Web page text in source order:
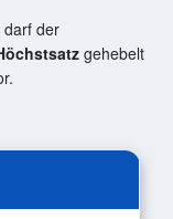
darf der
gehebelt